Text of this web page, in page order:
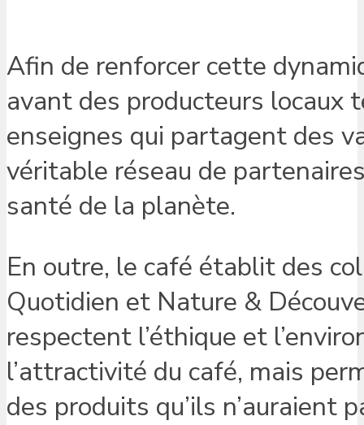
Afin de renforcer cette
avant des producteurs locaux
enseignes qui partagent des
véritable réseau de
santé de la planète.
En outre, le café établit des
Quotidien et Nature &
respectent l’éthique et
l’attractivité du café, mais
des produits qu’ils n’auraient